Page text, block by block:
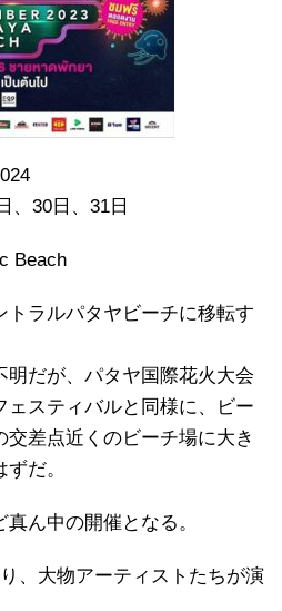
、30日、31日
Beach
トラルパタヤビーチに移転す
明だが、パタヤ国際花火大会
ェスティバルと同様に、ビー
差点近くのビーチ場に大き
だ。
ん中の開催となる。
、大物アーティストたちが演